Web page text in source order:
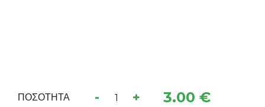
ΠΟΣΟΤΗΤΑ - + 3.00 €